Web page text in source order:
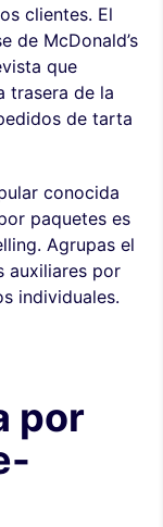
clientes. El
de McDonald’s
que
trasera de la
de tarta
conocida
paquetes es
Agrupas el
auxiliares por
individuales.
por